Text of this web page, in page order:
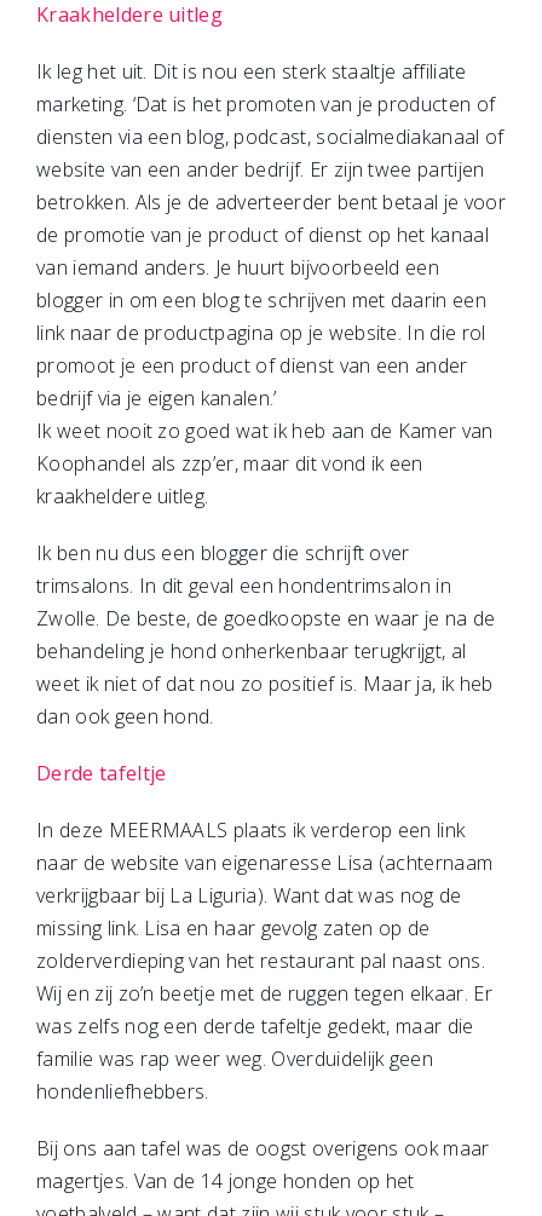
Kraakheldere uitleg
Ik leg het uit. Dit is nou een sterk staaltje affiliate
marketing. ‘Dat is het promoten van je producten of
diensten via een blog, podcast, socialmediakanaal of
website van een ander bedrijf. Er zijn twee partijen
betrokken. Als je de adverteerder bent betaal je voor
de promotie van je product of dienst op het kanaal
van iemand anders. Je huurt bijvoorbeeld een
blogger in om een blog te schrijven met daarin een
link naar de productpagina op je website. In die rol
promoot je een product of dienst van een ander
bedrijf via je eigen kanalen.’
Ik weet nooit zo goed wat ik heb aan de Kamer van
Koophandel als zzp’er, maar dit vond ik een
kraakheldere uitleg.
Ik ben nu dus een blogger die schrijft over
trimsalons. In dit geval een hondentrimsalon in
Zwolle. De beste, de goedkoopste en waar je na de
behandeling je hond onherkenbaar terugkrijgt, al
weet ik niet of dat nou zo positief is. Maar ja, ik heb
dan ook geen hond.
Derde tafeltje
In deze MEERMAALS plaats ik verderop een link
naar de website van eigenaresse Lisa (achternaam
verkrijgbaar bij La Liguria). Want dat was nog de
missing link. Lisa en haar gevolg zaten op de
zolderverdieping van het restaurant pal naast ons.
Wij en zij zo’n beetje met de ruggen tegen elkaar. Er
was zelfs nog een derde tafeltje gedekt, maar die
familie was rap weer weg. Overduidelijk geen
hondenliefhebbers.
Bij ons aan tafel was de oogst overigens ook maar
magertjes. Van de 14 jonge honden op het